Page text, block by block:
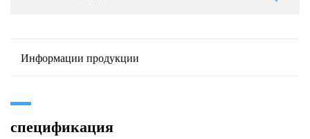
Информации продукции
спецификация